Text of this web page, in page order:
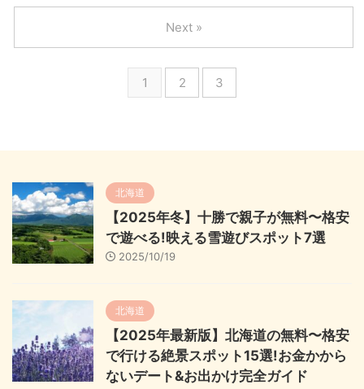
1 2 3
Next »
北海道
【2025年冬】十勝で親子が無料〜格安
で遊べる!映える雪遊びスポット7選
2025/10/19
北海道
【2025年最新版】北海道の無料〜格安
で行ける絶景スポット15選!お金かから
ないデート&お出かけ完全ガイド